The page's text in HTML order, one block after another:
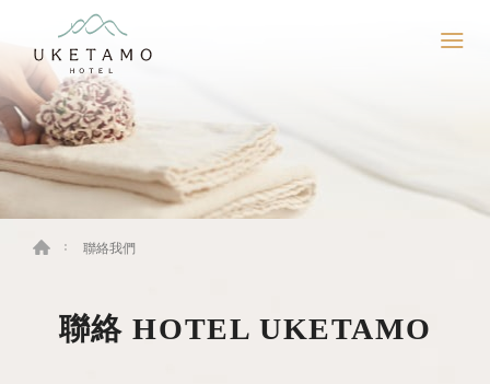
聯絡我們
聯絡 HOTEL UKETAMO